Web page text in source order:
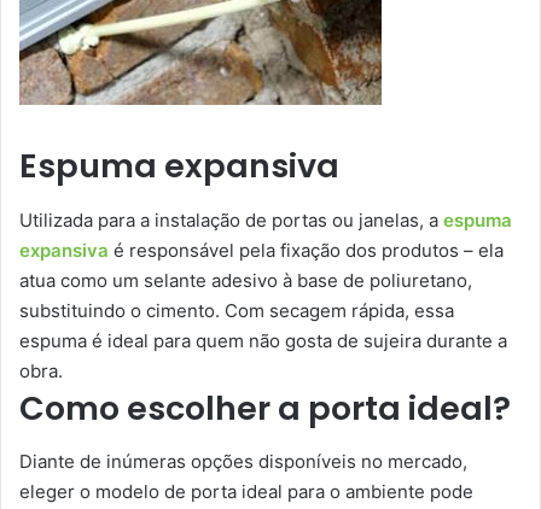
Espuma expansiva
Utilizada para a instalação de portas ou janelas, a espuma
expansiva é responsável pela fixação dos produtos – ela
atua como um selante adesivo à base de poliuretano,
substituindo o cimento. Com secagem rápida, essa
espuma é ideal para quem não gosta de sujeira durante a
obra.
Como escolher a porta ideal?
Diante de inúmeras opções disponíveis no mercado,
eleger o modelo de porta ideal para o ambiente pode